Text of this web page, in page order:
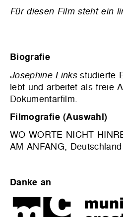
Für diesen Film steht ein
Biografie
Josephine Linksstudierte
lebt und arbeitet als freie
Dokumentarfilm.
Filmografie (Auswahl)
WO WORTE NICHT
AM ANFANG,
Danke an